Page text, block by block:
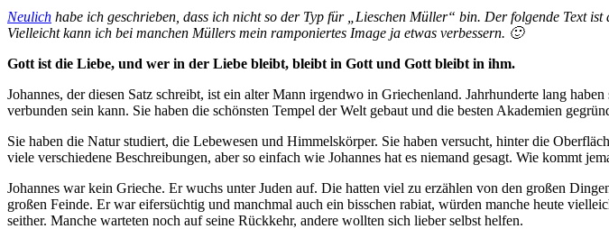
Neulich habe ich geschrieben, dass ich nicht so der Typ für „Lieschen Müller“ bin. Der folgende Text
Vielleicht kann ich bei manchen Müllers mein ramponiertes Image ja etwas verbessern. 🙂
Gott ist die Liebe, und wer in der Liebe bleibt, bleibt in Gott und Gott bleibt in ihm.
Johannes, der diesen Satz schreibt, ist ein alter Mann irgendwo in Griechenland. Jahrhunderte lang
verbunden sein kann. Sie haben die schönsten Tempel der Welt gebaut und die besten Akademien
Sie haben die Natur studiert, die Lebewesen und Himmelskörper. Sie haben versucht, hinter die
viele verschiedene Beschreibungen, aber so einfach wie Johannes hat es niemand gesagt. Wie kommt
Johannes war kein Grieche. Er wuchs unter Juden auf. Die hatten viel zu erzählen von den großen
großen Feinde. Er war eifersüchtig und manchmal auch ein bisschen rabiat, würden manche heute
seither. Manche warteten noch auf seine Rückkehr, andere wollten sich lieber selbst helfen.